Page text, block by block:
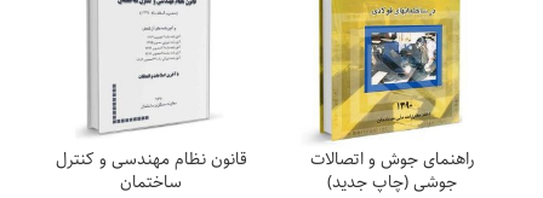
راهنمای جوش و اتصالات
جوشی (چاپ جدید)
قانون نظام مهندسی و کنترل
ساختمان